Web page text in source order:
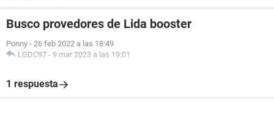
Busco provedores de Lida booster
Ponny - 26 feb 2022 a las 18:49
LGDC97 - 9 mar 2023 a las 19:01
1 respuesta